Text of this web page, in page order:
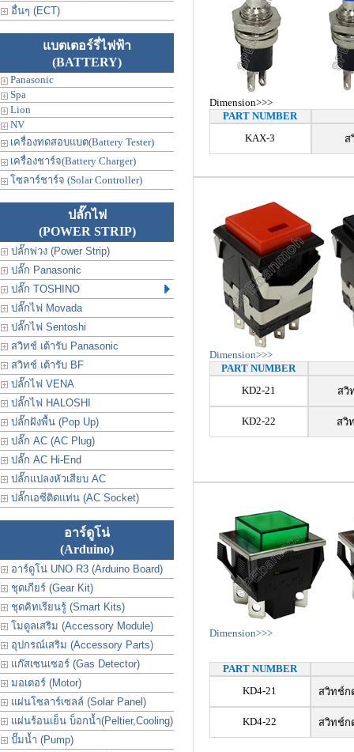
อื่นๆ (ECT)
แบตเตอร์รี่ไฟฟ้า
(BATTERY)
Panasonic
Spa
Lion
NV
เครื่องทดสอบแบต(Battery Tester)
เครื่องชาร์จ(Battery Charger)
โซลาร์ชาร์จ (Solar Controller)
ปลั๊กไฟ
(POWER STRIP)
ปลั๊กพ่วง (Power Strip)
ปลั๊ก Panasonic
ปลั๊ก TOSHINO
ปลั๊กไฟ Movada
ปลั๊กไฟ Sentoshi
สวิทช์ เต้ารับ Panasonic
สวิทช์ เต้ารับ BF
ปลั๊กไฟ VENA
ปลั๊กไฟ HALOSHI
ปลั๊กฝังพื้น (Pop Up)
ปลั๊ก AC (AC Plug)
ปลั๊ก AC Hi-End
ปลั๊กแปลงหัวเสียบ AC
ปลั๊กเอซีติดแท่น (AC Socket)
อาร์ดูโน่
(Arduino)
อาร์ดูโน่ UNO R3 (Arduino Board)
ชุดเกียร์ (Gear Kit)
ชุดคิทเรียนรู้ (Smart Kits)
โมดูลเสริม (Accessory Module)
อุปกรณ์เสริม (Accessory Parts)
แก๊สเซนเซอร์ (Gas Detector)
มอเตอร์ (Motor)
แผ่นโซลาร์เซลล์ (Solar Panel)
แผ่นร้อนเย็น บ็อกน้ำ(Peltier,Cooling)
ปั๊มน้ำ (Pump)
Dimension>>>
PART NUMBER
KAX-3
ส
Dimension>>>
PART NUMBER
KD2-21
สวิ
KD2-22 สวิ
Dimension>>>
PART NUMBER
KD4-21
สวิทช์ก
KD4-22 สวิทช์ก